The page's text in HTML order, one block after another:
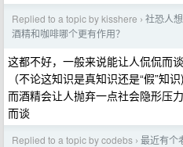
Replied to a topic by kisshere › 社恐人
酒精和咖啡哪个更有作用？
这都不好，一般来说能让人侃侃而
（不论这知识是真知识还是“假”知识)
而酒精会让人抛弃一点社会隐形压
而谈
Replied to a topic by codebs › 最近有个